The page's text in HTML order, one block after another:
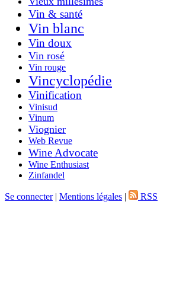
Vin & santé
Vin blanc
Vin doux
Vin rosé
Vin rouge
Vincyclopédie
Vinification
Vinisud
Vinum
Viognier
Web Revue
Wine Advocate
Wine Enthusiast
Zinfandel
Se connecter| Mentions légales | RSS